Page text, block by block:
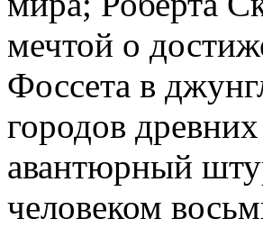
мечтой о
Фоссета в
городов
авантюрный
человеком